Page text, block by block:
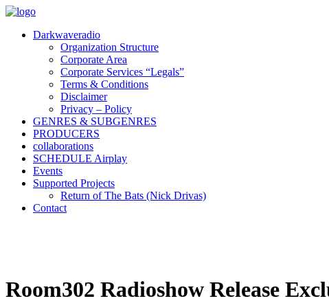
Darkwaveradio
Organization Structure
Corporate Area
Corporate Services “Legals”
Terms & Conditions
Disclaimer
Privacy – Policy
GENRES & SUBGENRES
PRODUCERS
collaborations
SCHEDULE Airplay
Events
Supported Projects
Return of The Bats (Nick Drivas)
Contact
Room302 Radioshow Release